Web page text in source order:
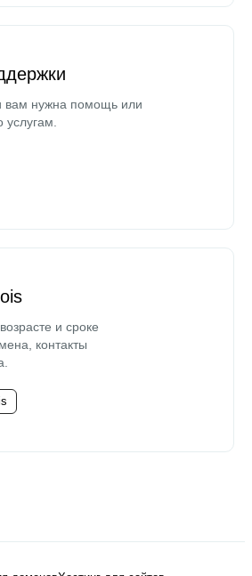
вам нужна помощь или
услугам.
и сроке
контакты